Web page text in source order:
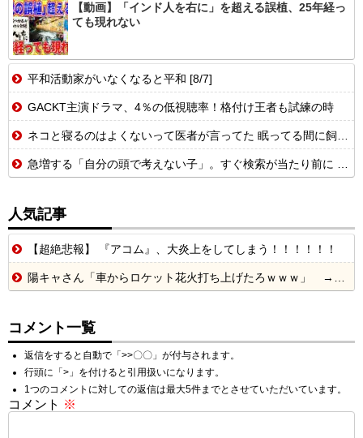
【動画】「インド人を右に」を超える誤植、25年経っ
ても現れない
平和活動家がいなくなると平和 [8/7]
GACKT主演ドラマ、4％の低視聴率！格付け王者も試練の時
ネコと寝るのはよくないって医者が言ってた 眠ってる間に飼い主の顔とかを舐めたりしてるから、菌が感染して人間が病気になるらしい【再】
急増する「自分の頭で考えない子」。すぐ検索が当たり前に 「タイパ」至上主義
人気記事
【超絶悲報】 『アコム』、大炎上をしてしまう！！！！！！
陽キャさん「車からロケット花火打ち上げたろｗｗｗ」 → サンルーフが閉まっていて無事車内に発射
コメント一覧
返信をすると自動で「>>〇〇」が付与されます。
行頭に「>」を付けると引用扱いになります。
1つのコメントに対しての返信は最大5件までとさせていただいています。
コメント ※